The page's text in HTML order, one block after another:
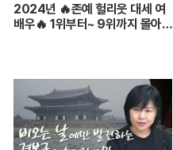
2024년 🔥존예 헐리웃 대세 여
배우🔥 1위부터~ 9위까지 몰아보